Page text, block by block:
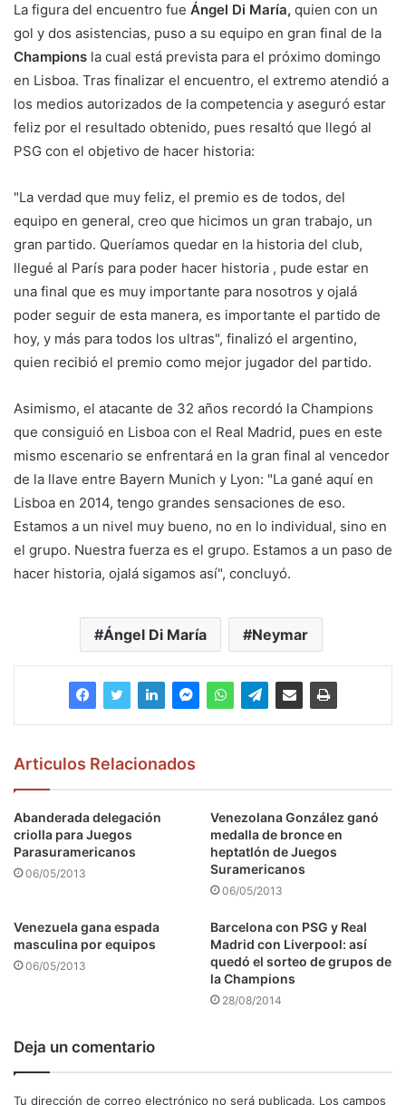
La figura del encuentro fue Ángel Di María, quien con un
gol y dos asistencias, puso a su equipo en gran final de la
Champions la cual está prevista para el próximo domingo
en Lisboa. Tras finalizar el encuentro, el extremo atendió a
los medios autorizados de la competencia y aseguró estar
feliz por el resultado obtenido, pues resaltó que llegó al
PSG con el objetivo de hacer historia:
"La verdad que muy feliz, el premio es de todos, del
equipo en general, creo que hicimos un gran trabajo, un
gran partido. Queríamos quedar en la historia del club,
llegué al París para poder hacer historia , pude estar en
una final que es muy importante para nosotros y ojalá
poder seguir de esta manera, es importante el partido de
hoy, y más para todos los ultras", finalizó el argentino,
quien recibió el premio como mejor jugador del partido.
Asimismo, el atacante de 32 años recordó la Champions
que consiguió en Lisboa con el Real Madrid, pues en este
mismo escenario se enfrentará en la gran final al vencedor
de la llave entre Bayern Munich y Lyon: "La gané aquí en
Lisboa en 2014, tengo grandes sensaciones de eso.
Estamos a un nivel muy bueno, no en lo individual, sino en
el grupo. Nuestra fuerza es el grupo. Estamos a un paso de
hacer historia, ojalá sigamos así", concluyó.
Ángel Di María Neymar
Articulos Relacionados
Abanderada delegación
criolla para Juegos
Parasuramericanos
06/05/2013
Venezolana González ganó
medalla de bronce en
heptatlón de Juegos
Suramericanos
06/05/2013
Venezuela gana espada
masculina por equipos
06/05/2013
Barcelona con PSG y Real
Madrid con Liverpool: así
quedó el sorteo de grupos de
la Champions
28/08/2014
Deja un comentario
Tu dirección de correo electrónico no será publicada. Los campos